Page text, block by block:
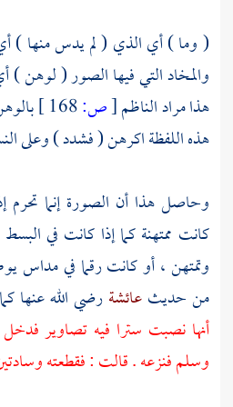
( وما ) أي الذي ( لم يدس منها )
والمخاد التي فيها الصور ( لوهن
هذا مرادالناظم[ص:
هذه اللفظة اكرهن ( فشدد ) وعلى
وحاصل هذا أن الصورة إنما تحرم
كانت ممتهنة كما إذا كانت في
وتمتهن ، أو كانت رقما في مداس
من حديثعائشةرضي الله عنها
أنها نصبت سترا فيه تصاوير
وسلم فنزعه . قالت : فقطعته